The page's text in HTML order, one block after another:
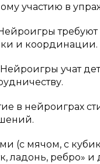
участию в
требуют
и координации.
учат
в нейроиграх
(с мячом, с
ладонь,